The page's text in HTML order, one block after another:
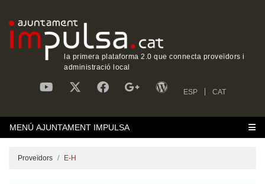
la primera plataforma 2.0 que connecta proveïdors i
administració local
ESP CAT
MENÚ AJUNTAMENT IMPULSA
Proveïdors E-H